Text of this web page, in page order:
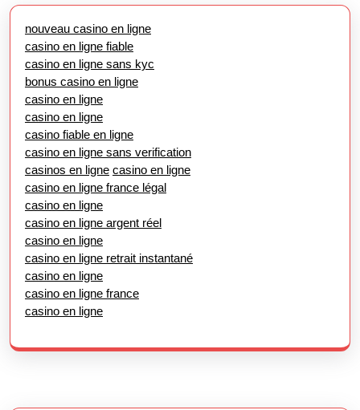
nouveau casino en ligne
casino en ligne fiable
casino en ligne sans kyc
bonus casino en ligne
casino en ligne
casino en ligne
casino fiable en ligne
casino en ligne sans verification
casinos en ligne casino en ligne
casino en ligne france légal
casino en ligne
casino en ligne argent réel
casino en ligne
casino en ligne retrait instantané
casino en ligne
casino en ligne france
casino en ligne